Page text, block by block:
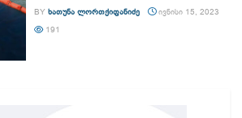
BY ᲮᲐᲗᲣᲜᲐ ᲚᲝᲠᲗᲥᲘᲤᲐᲜᲘᲫᲔ
ᲘᲕᲜᲘᲡᲘ 15, 2023
191